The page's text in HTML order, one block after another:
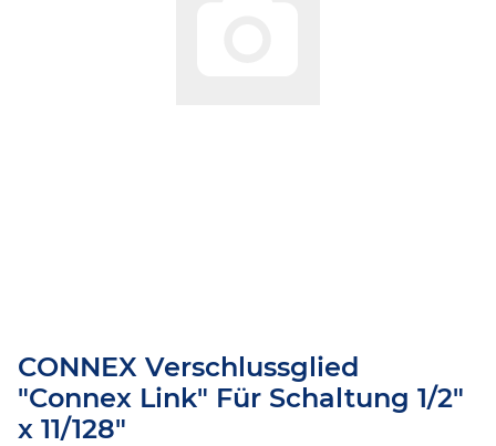
CONNEX Verschlussglied
"Connex Link" Für Schaltung 1/2"
x 11/128"